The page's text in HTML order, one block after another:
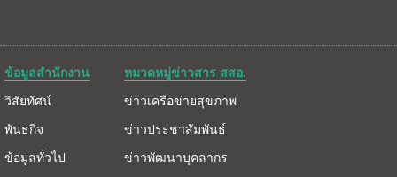
ข้อมูลสำนักงาน
วิสัยทัศน์
พันธกิจ
ข้อมูลทั่วไป
หมวดหมู่ข่าวสาร สสอ.
ข่าวเครือข่ายสุขภาพ
ข่าวประชาสัมพันธ์
ข่าวพัฒนาบุคลากร